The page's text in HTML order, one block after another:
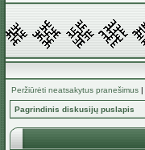
Peržiūrėti neatsakytus pranešimus |
Pagrindinis diskusijų puslapis